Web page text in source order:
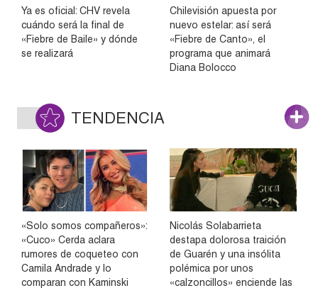
Ya es oficial: CHV revela
cuándo será la final de
«Fiebre de Baile» y dónde
se realizará
Chilevisión apuesta por
nuevo estelar: así será
«Fiebre de Canto», el
programa que animará
Diana Bolocco
TENDENCIA
«Solo somos compañeros»:
«Cuco» Cerda aclara
rumores de coqueteo con
Camila Andrade y lo
comparan con Kaminski
Nicolás Solabarrieta
destapa dolorosa traición
de Guarén y una insólita
polémica por unos
«calzoncillos» enciende las